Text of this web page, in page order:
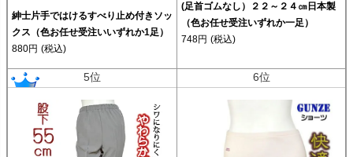
紳士片手ではけるすべり止め付きソッ
クス（色お任せ受注いいずれか1足）
880円 (税込)
(足首ゴムなし）２２～２４㎝日本製
（色お任せ受注いずれか一足）
748円 (税込)
5位 6位